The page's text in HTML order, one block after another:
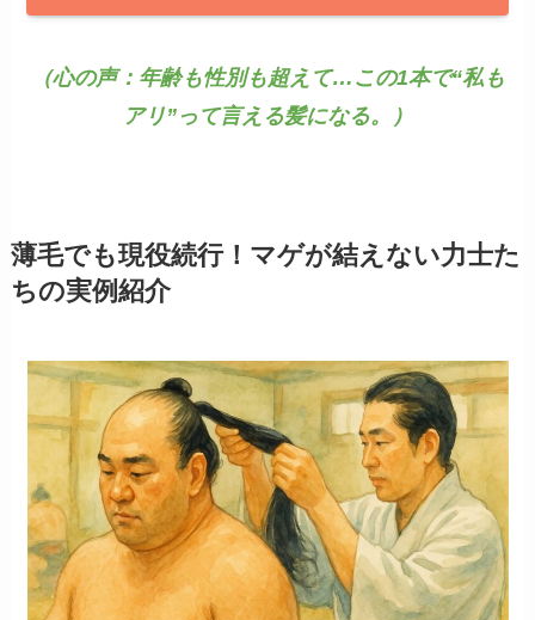
（心の声：年齢も性別も超えて…この1本で“私も
アリ”って言える髪になる。）
薄毛でも現役続行！マゲが結えない力士た
ちの実例紹介